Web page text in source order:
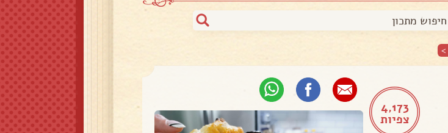
>
4,173
צפיות